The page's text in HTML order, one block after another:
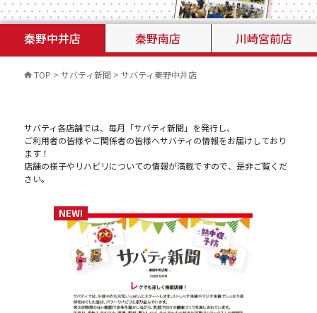
秦野中井店 秦野南店 川崎宮前店
TOP > サバティ新聞 > サバティ秦野中井店
サバティ各店舗では、毎月「サバティ新聞」を発行し、
ご利用者の皆様やご関係者の皆様へサバティの情報をお届けしており
ます！
店舗の様子やリハビリについての情報が満載ですので、是非ご覧くだ
さい。
NEW!